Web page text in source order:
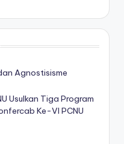
Agnostisisme
Usulkan Tiga Program
Ke-VI PCNU